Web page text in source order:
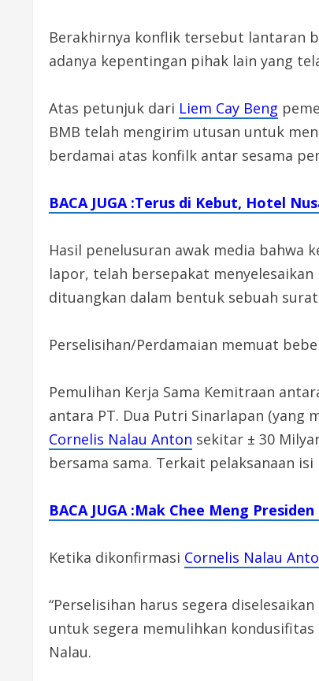
Berakhirnya konflik tersebut lantaran
adanya kepentingan pihak lain yang
Atas petunjuk dari Liem Cay Beng
BMB telah mengirim utusan untuk
berdamai atas konfilk antar sesama
BACA JUGA :Terus di Kebut, Hotel
Hasil penelusuran awak media bahwa
lapor, telah bersepakat
dituangkan dalam bentuk sebuah
Perselisihan/Perdamaian memuat
Pemulihan Kerja Sama Kemitraan
antara PT. Dua Putri Sinarlapan (yang
Cornelis Nalau Anton sekitar ± 30
bersama sama. Terkait pelaksanaan
BACA JUGA :Mak Chee Meng
Ketika dikonfirmasi Cornelis Nalau
“Perselisihan harus segera
untuk segera memulihkan
Nalau.